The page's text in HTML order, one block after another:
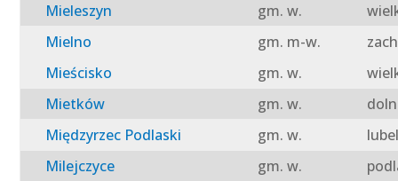
Mieleszyn
gm. w.
Mielno
gm. m-w.
Mieścisko
gm. w.
Mietków
gm. w.
Międzyrzec Podlaski
gm. w.
Milejczyce
gm. w.